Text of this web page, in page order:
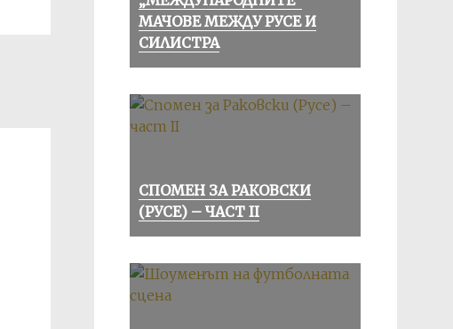
МАЧОВЕ МЕЖДУ РУСЕ И
СИЛИСТРА
СПОМЕН ЗА РАКОВСКИ
(РУСЕ) – ЧАСТ II